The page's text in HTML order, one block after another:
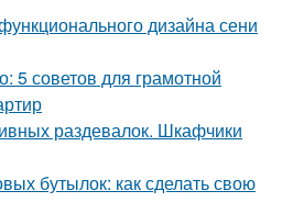
дизайна сени
5 советов для грамотной
раздевалок. Шкафчики
бутылок: как сделать свою